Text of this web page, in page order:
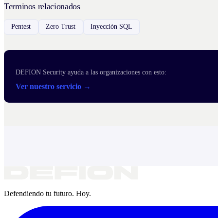
Terminos relacionados
Pentest Zero Trust Inyección SQL
DEFION Security ayuda a las organizaciones con esto:
Ver nuestro servicio →
Defendiendo tu futuro. Hoy.